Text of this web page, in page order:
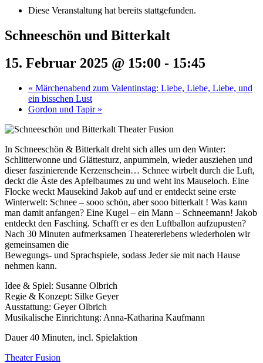
Diese Veranstaltung hat bereits stattgefunden.
Schneeschön und Bitterkalt
15. Februar 2025 @ 15:00 - 15:45
« Märchenabend zum Valentinstag: Liebe, Liebe, Liebe, und
ein bisschen Lust
Gordon und Tapir »
In Schneeschön & Bitterkalt dreht sich alles um den Winter:
Schlitterwonne und Glättesturz, anpummeln, wieder ausziehen und
dieser faszinierende Kerzenschein… Schnee wirbelt durch die Luft,
deckt die Äste des Apfelbaumes zu und weht ins Mauseloch. Eine
Flocke weckt Mausekind Jakob auf und er entdeckt seine erste
Winterwelt: Schnee – sooo schön, aber sooo bitterkalt ! Was kann
man damit anfangen? Eine Kugel – ein Mann – Schneemann! Jakob
entdeckt den Fasching. Schafft er es den Luftballon aufzupusten?
Nach 30 Minuten aufmerksamen Theatererlebens wiederholen wir
gemeinsamen die
Bewegungs- und Sprachspiele, sodass Jeder sie mit nach Hause
nehmen kann.
Idee & Spiel: Susanne Olbrich
Regie & Konzept: Silke Geyer
Ausstattung: Geyer Olbrich
Musikalische Einrichtung: Anna-Katharina Kaufmann
Dauer 40 Minuten, incl. Spielaktion
Theater Fusion